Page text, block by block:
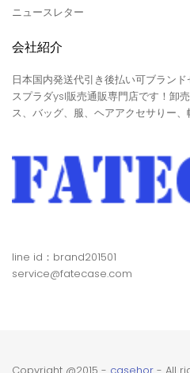
ニュースレター
会社紹介
日本国内発送代引き後払い可ブラン
スプラダysl販売通販専門店です！卸
ス、バッグ、服、ヘアアクセサりー
line id：brand201501
service@fatecase.com
Copyright @2015 - casehor - All